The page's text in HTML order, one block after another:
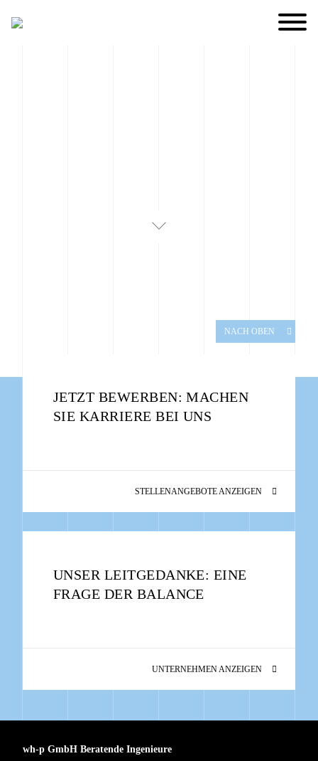
NACH OBEN
JETZT BEWERBEN: MACHEN
SIE KARRIERE BEI UNS
STELLENANGEBOTE ANZEIGEN
UNSER LEITGEDANKE: EINE
FRAGE DER BALANCE
UNTERNEHMEN ANZEIGEN
wh-p GmbH Beratende Ingenieure